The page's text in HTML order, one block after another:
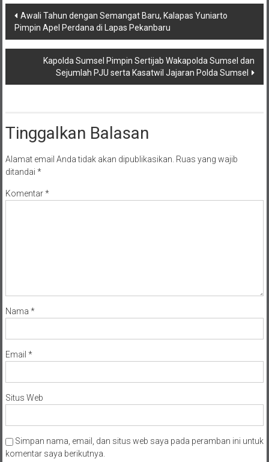
Navigasi
pos
Awali Tahun dengan Semangat Baru, Kalapas Yuniarto
Pimpin Apel Perdana di Lapas Pekanbaru
Kapolda Sumsel Pimpin Sertijab Wakapolda Sumsel dan
Sejumlah PJU serta Kasatwil Jajaran Polda Sumsel
Tinggalkan Balasan
Alamat email Anda tidak akan dipublikasikan. Ruas yang wajib
ditandai *
Komentar*
Nama *
Email *
Situs Web
Simpan nama, email, dan situs web saya pada peramban ini untuk
komentar saya berikutnya.